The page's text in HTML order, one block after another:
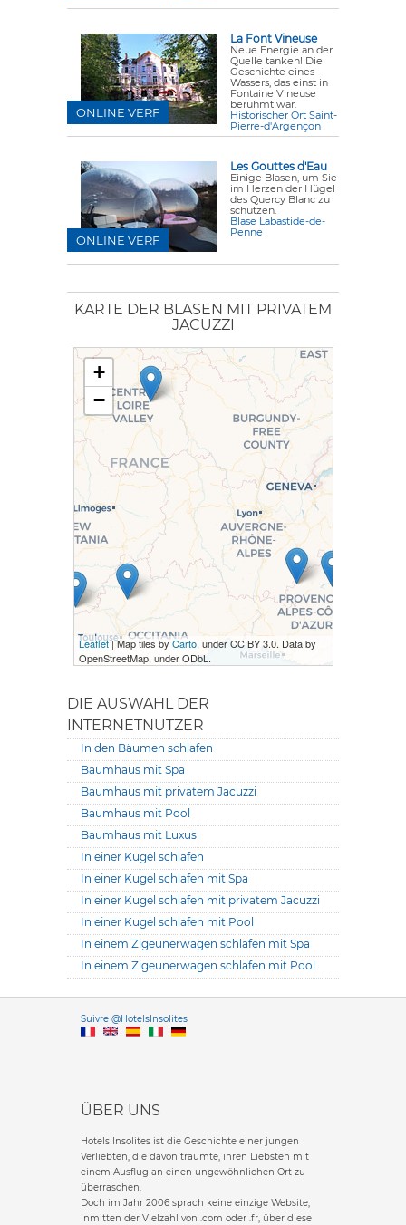
La Font Vineuse
Neue Energie an der
Quelle tanken! Die
Geschichte eines
Wassers, das einst in
Fontaine Vineuse
berühmt war.
Historischer Ort Saint-
Pierre-d'Argençon
ONLINE VERF
Les Gouttes d'Eau
Einige Blasen, um Sie
im Herzen der Hügel
des Quercy Blanc zu
schützen.
Blase Labastide-de-
Penne
ONLINE VERF
KARTE DER BLASEN MIT PRIVATEM
JACUZZI
+
−
Leaflet| Map tiles byCarto, under CC BY 3.0. Data by
OpenStreetMap, under ODbL.
DIE AUSWAHL DER
INTERNETNUTZER
In den Bäumen schlafen
Baumhaus mit Spa
Baumhaus mit privatem Jacuzzi
Baumhaus mit Pool
Baumhaus mit Luxus
In einer Kugel schlafen
In einer Kugel schlafen mit Spa
In einer Kugel schlafen mit privatem Jacuzzi
In einer Kugel schlafen mit Pool
In einem Zigeunerwagen schlafen mit Spa
In einem Zigeunerwagen schlafen mit Pool
Suivre @HotelsInsolitesVersione
ÜBER UNS
Hotels Insolites ist die Geschichte einer jungen
Verliebten, die davon träumte, ihren Liebsten mit
einem Ausflug an einen ungewöhnlichen Ort zu
überraschen.
Doch im Jahr 2006 sprach keine einzige Website,
inmitten der Vielzahl von .com oder .fr, über diese